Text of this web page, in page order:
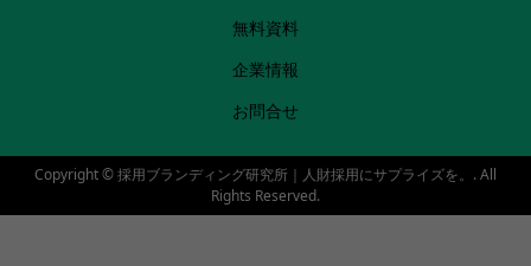
無料資料
企業情報
お問合せ
Copyright ©採用ブランディング研究所｜人財採用にサプライズを。. All
Rights Reserved.